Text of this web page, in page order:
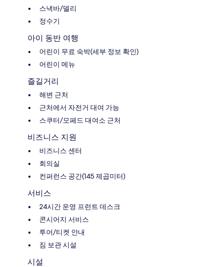
스낵바/델리
정수기
아이 동반 여행
어린이 무료 숙박(세부 정보 확인)
어린이 메뉴
즐길거리
해변 근처
근처에서 자전거 대여 가능
스쿠터/모페드 대여소 근처
비즈니스 지원
비즈니스 센터
회의실
컨퍼런스 공간(145 제곱미터)
서비스
24시간 운영 프런트 데스크
콘시어지 서비스
투어/티켓 안내
짐 보관 시설
시설